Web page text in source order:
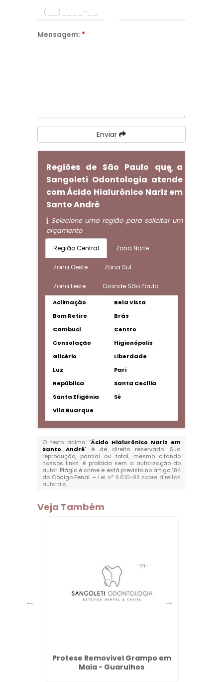
Mensagem: *
Enviar
Regiões de São Paulo que a
Sangoleti Odontologia atende
com Ácido Hialurônico Nariz em
Santo André
Selecione uma região para solicitar um
orçamento
Região Central Zona Norte
Zona Oeste Zona Sul
Zona Leste Grande São Paulo
Aclimação
Bela Vista
Bom Retiro
Brás
Cambuci
Centro
Consolação
Higienópolis
Glicério
Liberdade
Luz
Pari
República
Santa Cecília
Santa Efigênia
Sé
Vila Buarque
O texto acima "Ácido Hialurônico Nariz em
Santo André" é de direito reservado. Sua
reprodução, parcial ou total, mesmo citando
nossos links, é proibida sem a autorização do
autor. Plágio é crime e está previsto no artigo 184
do Código Penal. – Lei n° 9.610-98 sobre direitos
autorais.
Veja Também
Protese Removivel Grampo em
Maia - Guarulhos